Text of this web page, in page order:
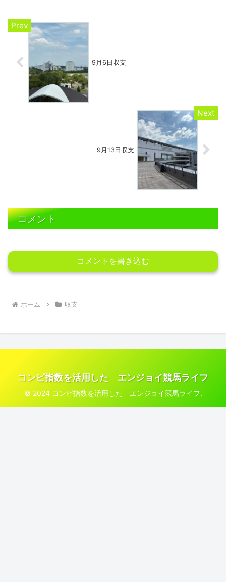
9月6日収支
9月13日収支
コメント
コメントを書き込む
ホーム 収支
コンピ指数を活用した エンジョイ競馬ライフ
© 2024 コンピ指数を活用した エンジョイ競馬ライフ.